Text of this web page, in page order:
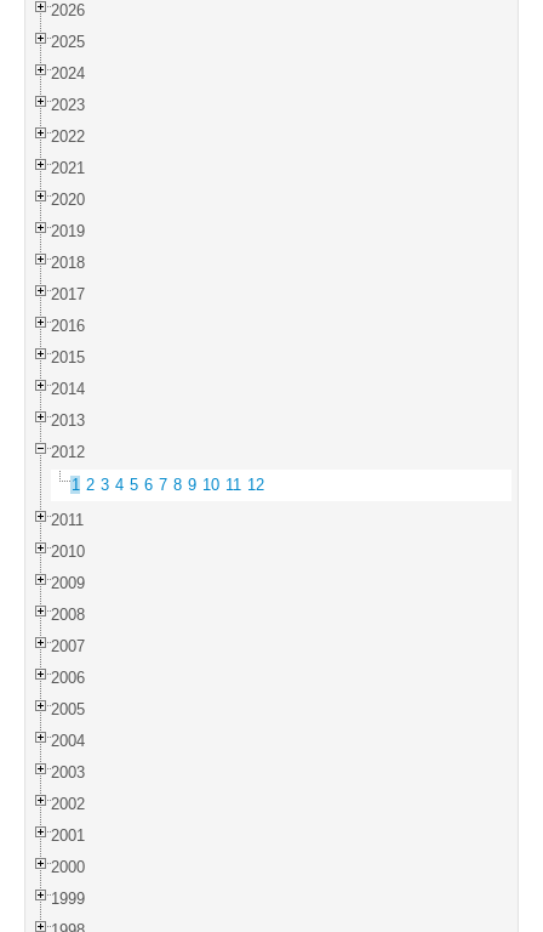
2026
2025
2024
2023
2022
2021
2020
2019
2018
2017
2016
2015
2014
2013
2012
1 2 3 4 5 6 7 8 9 10 11 12
2011
2010
2009
2008
2007
2006
2005
2004
2003
2002
2001
2000
1999